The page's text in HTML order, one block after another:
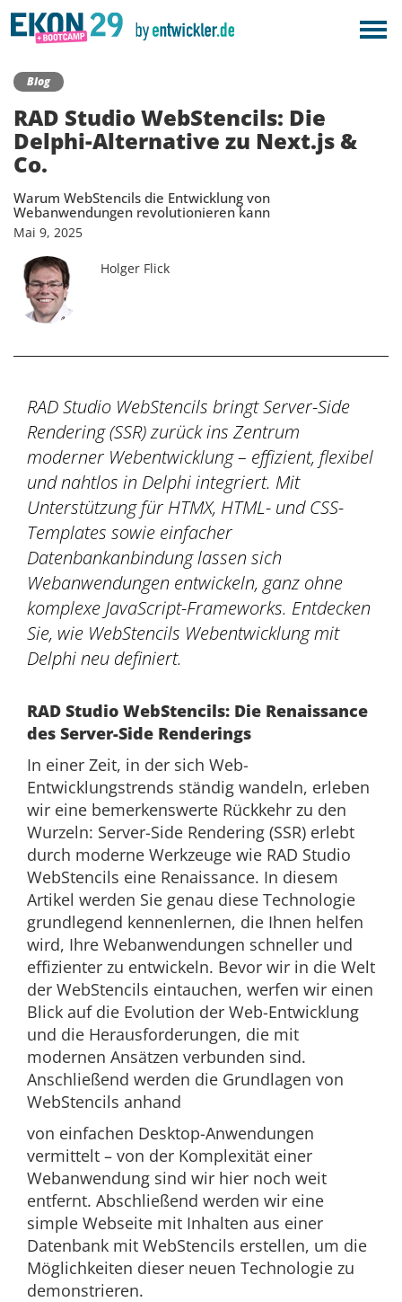
Blog
RAD Studio WebStencils: Die
Delphi-Alternative zu Next.js &
Co.
Warum WebStencils die Entwicklung von
Webanwendungen revolutionieren kann
Mai 9, 2025
Holger Flick
RAD Studio WebStencils bringt Server-Side
Rendering (SSR) zurück ins Zentrum
moderner Webentwicklung – effizient, flexibel
und nahtlos in Delphi integriert. Mit
Unterstützung für HTMX, HTML- und CSS-
Templates sowie einfacher
Datenbankanbindung lassen sich
Webanwendungen entwickeln, ganz ohne
komplexe JavaScript-Frameworks. Entdecken
Sie, wie WebStencils Webentwicklung mit
Delphi neu definiert.
RAD Studio WebStencils: Die Renaissance
des Server-Side Renderings
In einer Zeit, in der sich Web-
Entwicklungstrends ständig wandeln, erleben
wir eine bemerkenswerte Rückkehr zu den
Wurzeln: Server-Side Rendering (SSR) erlebt
durch moderne Werkzeuge wie RAD Studio
WebStencils eine Renaissance. In diesem
Artikel werden Sie genau diese Technologie
grundlegend kennenlernen, die Ihnen helfen
wird, Ihre Webanwendungen schneller und
effizienter zu entwickeln. Bevor wir in die Welt
der WebStencils eintauchen, werfen wir einen
Blick auf die Evolution der Web-Entwicklung
und die Herausforderungen, die mit
modernen Ansätzen verbunden sind.
Anschließend werden die Grundlagen von
WebStencils anhand
von einfachen Desktop-Anwendungen
vermittelt – von der Komplexität einer
Webanwendung sind wir hier noch weit
entfernt. Abschließend werden wir eine
simple Webseite mit Inhalten aus einer
Datenbank mit WebStencils erstellen, um die
Möglichkeiten dieser neuen Technologie zu
demonstrieren.